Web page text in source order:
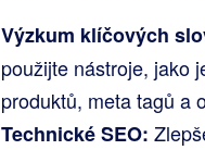
Výzkum klíčových
použijte nástroje, jako
produktů, meta tagů a
Technické SEO: